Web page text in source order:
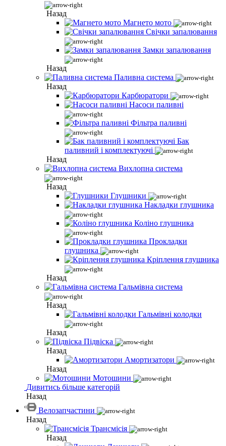
Назад
Магнето мото
Свічки запалювання
Замки запалювання
Назад
Паливна система
Назад
Карбюратори
Насоси паливні
Фільтра паливні
Бак
паливний і комплектуючі
Назад
Вихлопна система
Назад
Глушники
Накладки глушника
Коліно глушника
Прокладки
глушника
Кріплення глушника
Назад
Гальмівна система
Назад
Гальмівні колодки
Назад
Підвіска
Назад
Амортизатори
Назад
Мотошини
Дивитись більше категорій
Назад
Велозапчастини
Назад
Трансмісія
Назад